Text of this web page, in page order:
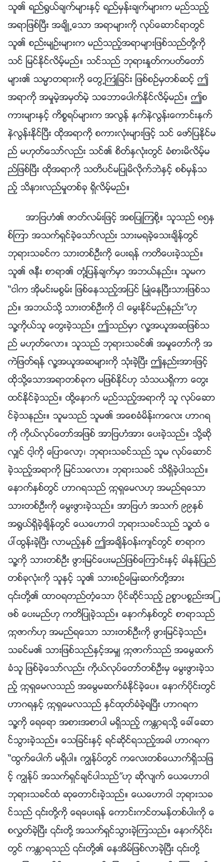
သူ၏ ရည္႐ြယ္ခ်က္မ်ားႏွင့္ ရည္မွန္းခ်က္မ်ားက မည္သည့္
အရာျဖစ္ၿပီး အခ်ိဳ႕ေသာ အရာမ်ားကို လုပ္ေဆာင္ရာတြင္
သူ၏ စည္းမ်ဥ္းမ်ားက မည္သည့္အရာမ်ားျဖစ္သည္တို႔ကို
သင္ ျမင္ႏိုင္လိမ့္မည္။ သင္သည္ ဘုရားႏႈတ္ကပတ္ေတာ္
မ်ား၏ သမၼာတရားကို ေတြ႕ႀကဳံျခင္း ျဖစ္စဥ္မွတစ္ဆင့္ ဤ
အရာကို အမႈမဲ့အမွတ္မဲ့ သေဘာေပါက္ႏိုင္လိမ့္မည္။ ဤစ
ကားမ်ားႏွင့္ ကိစၥရပ္မ်ားက အလြန္ နက္နဲလြန္းေကာင္းနက္
နဲလြန္းႏိုင္ၿပီး ထိုအရာကို စကားလုံးမ်ားျဖင့္ သင္ ေဖာ္ျပႏိုင္မ
ည္ မဟုတ္ေသာ္လည္း သင္၏ စိတ္ႏွလုံးတြင္ ခံစားမိလိမ့္မ
ည္ျဖစ္ၿပီး ထိုအရာကို သတိပင္မျပဳမိလိုက္ဘဲႏွင့္ စစ္မွန္သ
ည့္ သိနားလည္မႈတစ္ခု ရွိလိမ့္မည္။
အာျဗဟံ၏ ဇာတ္လမ္းျဖင့္ အစျပဳၾကစို႔။ သူသည္ ၈၅ႏွ
စ္ၾကာ အသက္ရွင္ခဲ့ေသာ္လည္း သားမရခဲ့ေသးခ်ိန္တြင္
ဘုရားသခင္က သားတစ္ဦးကို ေပးရန္ ကတိေပးခဲ့သည္။
သူ၏ ဇနီး စာရာ၏ တုံ႔ျပန္ခ်က္မွာ အဘယ္နည္း။ သူမက
“ငါက အိုမင္းမစြမ္း ျဖစ္ေနသည့္အျပင္ ၿမဳံေနၿပီးသားျဖစ္သ
ည္။ အဘယ္သို႔ သားတစ္ဦးကို ငါ ေမြးႏိုင္မည္နည္း”ဟု
သူ႔ကိုယ္သူ ေတြးခဲ့သည္။ ဤသည္မွာ လူ႔အယူအဆျဖစ္သ
ည္ မဟုတ္ေလာ။ သူသည္ ဘုရားသခင္၏ အမႈေတာ္ကို အ
ကဲျဖတ္ရန္ လူ႔အယူအဆမ်ားကို သုံးခဲ့ၿပီး ဤနည္းအားျဖင့္
ထိုသို႔ေသာအရာတစ္ခုက မျဖစ္ႏိုင္ဟု သံသယရွိကာ ေတြး
ထင္ႏိုင္ခဲ့သည္။ ထို႔ေနာက္ မည္သည့္အရာကို သူ လုပ္ေဆာ
င္ခဲ့သနည္း။ သူမသည္ သူမ၏ အေစခံမိန္းကေလး ဟာဂရ
ကို ကိုယ္လုပ္ေတာ္အျဖစ္ အာျဗဟံအား ေပးခဲ့သည္။ သို႔ဆို
လွ်င္ ငါ့ကို ေျပာေလာ့၊ ဘုရားသခင္သည္ သူမ လုပ္ေဆာင္
ခဲ့သည့္အရာကို ျမင္သေလာ။ ဘုရားသခင္ သိရွိခဲ့ပါသည္။
ေနာက္ႏွစ္တြင္ ဟာဂရသည္ ဣရွေမလဟု အမည္ရေသာ
သားတစ္ဦးကို ေမြးဖြားခဲ့သည္။ အာျဗဟံ အသက္ ၉၉ႏွစ္
အ႐ြယ္ရွိခဲ့ခ်ိန္တြင္ ေယေဟာဝါ ဘုရားသခင္သည္ သူ႔ထံ ေ
ပၚထြန္းခဲ့ၿပီး လာမည့္ႏွစ္ ဤအခ်ိန္ဝန္းက်င္တြင္ စာရာက
သူ႔ကို သားတစ္ဦး ဖြားျမင္ေပးမည္ျဖစ္ေၾကာင္းႏွင့္ ခါနန္ျပည္
တစ္ခုလုံးကို သူႏွင့္ သူ၏ သားစဥ္ေျမးဆက္တို႔အား
၎တို႔၏ ထာဝရတည္တံ့ေသာ ပိုင္ဆိုင္သည့္ ဥစၥာပစၥည္းအျ
ဖစ္ ေပးမည္ဟု ကတိျပဳခဲ့သည္။ ေနာက္ႏွစ္တြင္ စာရာသည္
ဣဇာက္ဟု အမည္ရေသာ သားတစ္ဦးကို ဖြားျမင္ခဲ့သည္။
သခင္မ၏ သားျဖစ္သည္ႏွင့္အမွ် ဣဇာက္သည္ အေမြဆက္
ခံသူ ျဖစ္ခဲ့ေသာ္လည္း ကိုယ္လုပ္ေတာ္တစ္ဦးမွ ေမြးဖြားခဲ့သ
ည့္ ဣရွေမလသည္ အေမြမဆက္ခံႏိုင္ခဲ့ေပ။ ေနာက္ပိုင္းတြင္
ဟာဂရႏွင့္ ဣရွေမလသည္ ႏွင္ထုတ္ခံခဲ့ရၿပီး ဟာဂရက
သူ႔ကို ေရေရာ အစားအစာပါ မရွိသည့္ ကႏၲာရသို႔ ေခၚေဆာ
င္သြားခဲ့သည္။ ေသျခင္းႏွင့္ ရင္ဆိုင္ရသည့္အခါ ဟာဂရက
“ထြက္ေပါက္ မရွိပါ။ ကြၽန္ုပ္တြင္ ကေလးတစ္ေယာက္ရွိသျဖ
င့္ ကြၽန္ုပ္ အသက္ရွင္ခ်င္ပါသည္”ဟု ဆိုလ်က္ ေယေဟာဝါ
ဘုရားသခင္ထံ ဆုေတာင္းခဲ့သည္။ ေယေဟာဝါ ဘုရားသခ
င္သည္ ၎တို႔ကို ေရေပးရန္ ေကာင္းကင္တမန္တစ္ပါးကို ေ
စလႊတ္ခဲ့ၿပီး ၎တို႔ အသက္ရွင္သြားခဲ့ၾကသည္။ ေနာက္ပိုင္း
တြင္ ကႏၲာရသည္ ၎တို႔၏ ေနအိမ္ျဖစ္လာခဲ့ၿပီး ၎တို႔